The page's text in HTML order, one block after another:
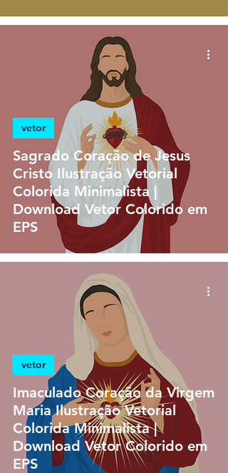
Sagrado Coração de Jesus
Cristo Ilustração Vetorial
Colorida Minimalista |
Download Vetor Colorido em
EPS
vetor
Imaculado Coração da Virgem
Maria Ilustração Vetorial
Colorida Minimalista |
Download Vetor Colorido em
EPS
vetor